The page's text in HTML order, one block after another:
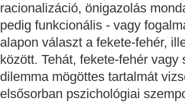
racionalizáció, önigazolás
pedig funkcionális - vagy
alapon választ a fekete-fehér,
között. Tehát, fekete-fehér
dilemma mögöttes tartalmát
elsősorban pszichológiai